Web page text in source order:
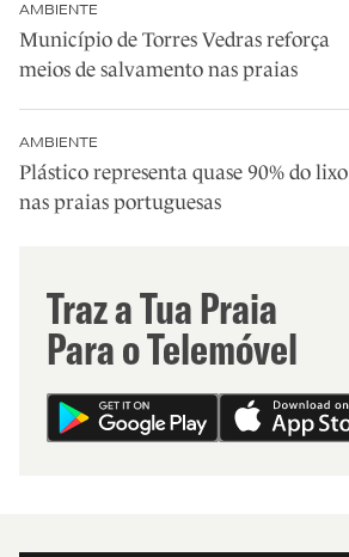
AMBIENTE
Município de Torres Vedras reforça
meios de salvamento nas praias
AMBIENTE
Plástico representa quase 90% do lixo
nas praias portuguesas
Traz a Tua Praia
Para o Telemóvel